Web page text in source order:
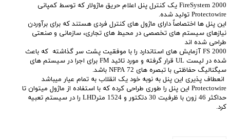
FireSystem 2000 یک کنترل پنل اعلام حریق ماژولار که توسط کمپانی
Protectowire تولید شده.
این پنل ها اختصاصاٌ دارای ماژول های کنترل فردی هستند که برای برآوردن
نیازهای سیستم های تخصصی در محیط های تجاری، سازمانی و صنعتی
طراحی شده اند
FS 2000 آزمایش های استاندارد را با موفقیت پشت سر گذاشته که باعث
شده در لیست UL قرار گرفته و مورد تائید FM برای اجرا در سیستم های
سیگنالیگ حفاظتی با تبصره های NFPA 72 باشد.
انعطاف پذیری این پنل به نوبه خود یک انقلاب به تمام عیار میباشد
Protectowire این پنل را طوری طراحی کرده که با استفاده از ماژول میتوان تا
حداکثر 46 زون با ظرفیت 30 دتکتور و 1524 مترLHD را در سیستم تعبیه
کرد.